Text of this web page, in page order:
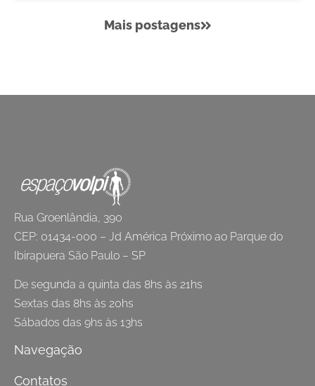
Mais postagens
Rua Groenlândia, 390
CEP: 01434-000 – Jd América Próximo ao Parque do
Ibirapuera São Paulo – SP
De segunda a quinta das 8hs às 21hs
Sextas das 8hs às 20hs
Sábados das 9hs às 13hs
Navegação
Contatos